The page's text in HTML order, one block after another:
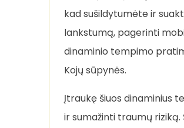
kad sušildytumėte ir
lankstumą, pagerinti
dinaminio tempimo
Kojų sūpynės.
Įtraukę šiuos dinaminius
ir sumažinti traumų